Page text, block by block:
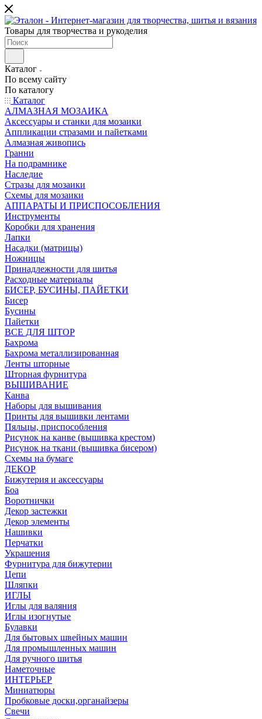
Товары для творчества и рукоделия
Каталог
По всему сайту
По каталогу
Каталог
АЛМАЗНАЯ МОЗАИКА
Аксессуары и станки для мозаики
Аппликации стразами и пайетками
Алмазная живопись
Гранни
На подрамнике
Наследие
Стразы для мозаики
Схемы для мозаики
АППАРАТЫ И ПРИСПОСОБЛЕНИЯ
Инструменты
Коробки для хранения
Лапки
Насадки (матрицы)
Ножницы
Принадлежности для шитья
Расходные материалы
БИСЕР, БУСИНЫ, ПАЙЕТКИ
Бисер
Бусины
Пайетки
ВСЕ ДЛЯ ШТОР
Бахрома
Бахрома металлизированная
Ленты шторные
Шторная фурнитура
ВЫШИВАНИЕ
Канва
Наборы для вышивания
Принты для вышивки лентами
Пяльцы, приспособления
Рисунок на канве (вышивка крестом)
Рисунок на ткани (вышивка бисером)
Схемы на бумаге
ДЕКОР
Бижутерия и аксессуары
Боа
Воротнички
Декор застежки
Декор элементы
Нашивки
Перчатки
Украшения
Фурнитура для бижутерии
Цепи
Шляпки
ИГЛЫ
Иглы для валяния
Иглы изогнутые
Булавки
Для бытовых швейных машин
Для промышленных машин
Для ручного шитья
Наметочные
ИНТЕРЬЕР
Миниатюры
Пробковые доски,органайзеры
Свечи